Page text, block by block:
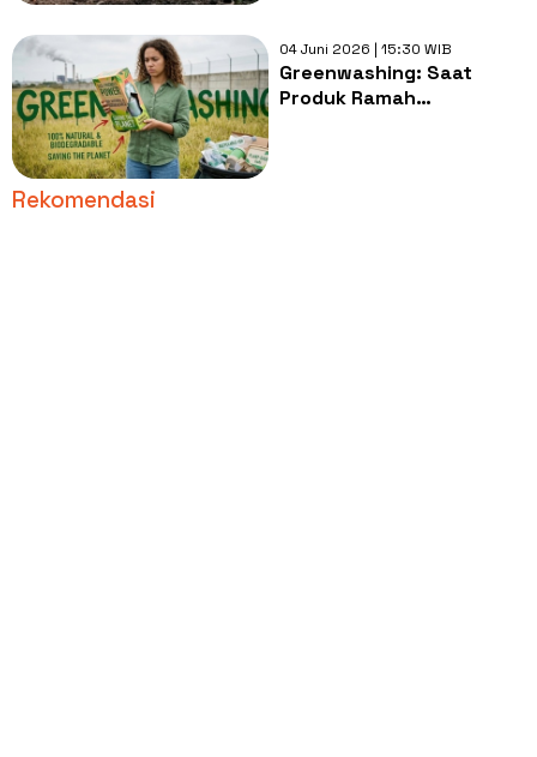
04 Juni 2026 | 15:30 WIB
Greenwashing: Saat
Produk Ramah
Rekomendasi